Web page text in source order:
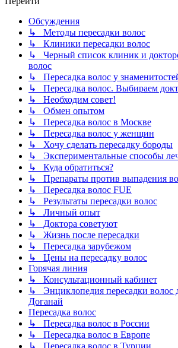
Обсуждения
↳ Методы пересадки волос
↳ Клиники пересадки волос
↳ Черный список клиник и
волос
↳ Пересадка волос у
↳ Пересадка волос. Выбираем
↳ Необходим совет!
↳ Обмен опытом
↳ Пересадка волос в Москве
↳ Пересадка волос у женщин
↳ Хочу сделать пересадку бороды
↳ Экспериментальные способы
↳ Куда обратиться?
↳ Препараты против выпадения
↳ Пересадка волос FUE
↳ Результаты пересадки волос
↳ Личный опыт
↳ Доктора советуют
↳ Жизнь после пересадки
↳ Пересадка зарубежом
↳ Цены на пересадку волос
Горячая линия
↳ Консультационный кабинет
↳ Энциклопедия пересадки волос
Доганай
Пересадка волос
↳ Пересадка волос в России
↳ Пересадка волос в Европе
↳ Пересадка волос в Турции